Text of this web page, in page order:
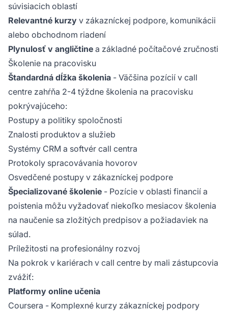
súvisiacich oblastí
Relevantné kurzy v zákazníckej podpore, komunikácii
alebo obchodnom riadení
Plynulosť v angličtine a základné počítačové zručnosti
Školenie na pracovisku
Štandardná dĺžka školenia - Väčšina pozícií v call
centre zahŕňa 2-4 týždne školenia na pracovisku
pokrývajúceho:
Postupy a politiky spoločnosti
Znalosti produktov a služieb
Systémy CRM a softvér call centra
Protokoly spracovávania hovorov
Osvedčené postupy v zákazníckej podpore
Špecializované školenie - Pozície v oblasti financií a
poistenia môžu vyžadovať niekoľko mesiacov školenia
na naučenie sa zložitých predpisov a požiadaviek na
súlad.
Príležitosti na profesionálny rozvoj
Na pokrok v kariérach v call centre by mali zástupcovia
zvážiť:
Platformy online učenia
Coursera - Komplexné kurzy zákazníckej podpory